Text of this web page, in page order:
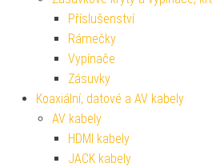
Příslušenství
Rámečky
Vypínače
Zásuvky
Koaxiální, datové a AV kabely
AV kabely
HDMI kabely
JACK kabely